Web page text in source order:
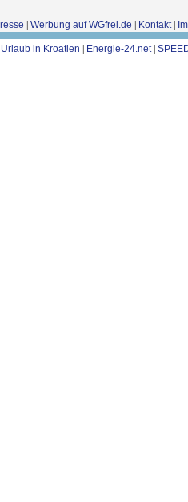
| Werbung auf WGfrei.de | Kontakt |
Urlaub in Kroatien | Energie-24.net|